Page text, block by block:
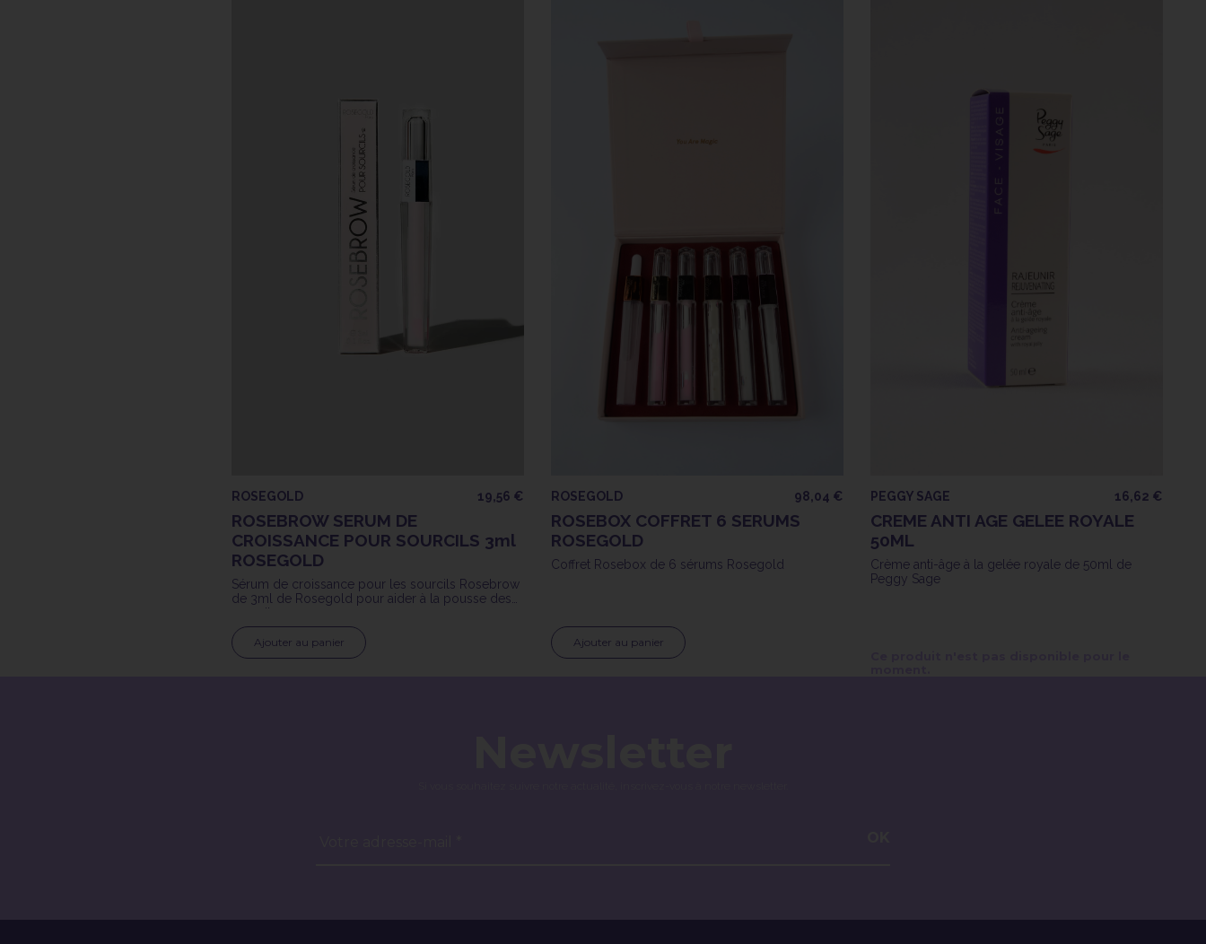
ROSEGOLD 19,56 €
ROSEBROW SERUM DE
CROISSANCE POUR SOURCILS 3ml
ROSEGOLD
Sérum de croissance pour les sourcils Rosebrow
de 3ml de Rosegold pour aider à la pousse des
sourcils
Ajouter au panier
ROSEGOLD 98,04 €
ROSEBOX COFFRET 6 SERUMS
ROSEGOLD
Coffret Rosebox de 6 sérums Rosegold
Ajouter au panier
PEGGY SAGE 16,62 €
CREME ANTI AGE GELEE ROYALE
50ML
Crème anti-âge à la gelée royale de 50ml de
Peggy Sage